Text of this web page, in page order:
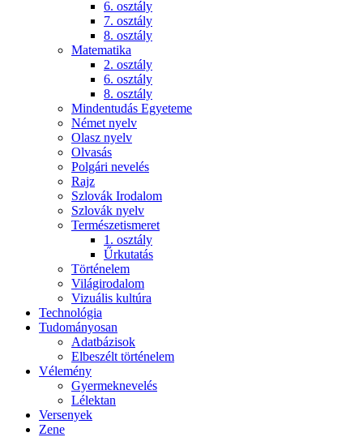
6. osztály
7. osztály
8. osztály
Matematika
2. osztály
6. osztály
8. osztály
Mindentudás Egyeteme
Német nyelv
Olasz nyelv
Olvasás
Polgári nevelés
Rajz
Szlovák Irodalom
Szlovák nyelv
Természetismeret
1. osztály
Űrkutatás
Történelem
Világirodalom
Vizuális kultúra
Technológia
Tudományosan
Adatbázisok
Elbeszélt történelem
Vélemény
Gyermeknevelés
Lélektan
Versenyek
Zene